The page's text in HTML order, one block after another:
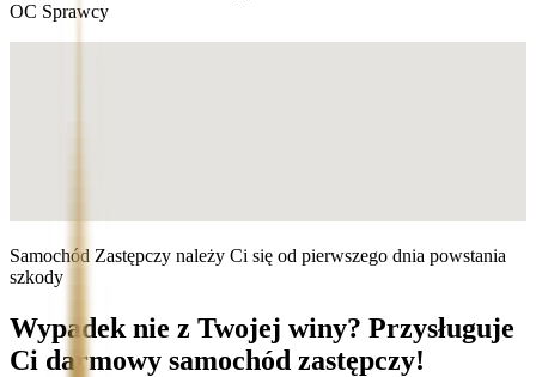
OC Sprawcy
Samochód Zastępczy należy Ci się od pierwszego dnia powstania
szkody
Wypadek nie z Twojej winy? Przysługuje
Ci darmowy samochód zastępczy!